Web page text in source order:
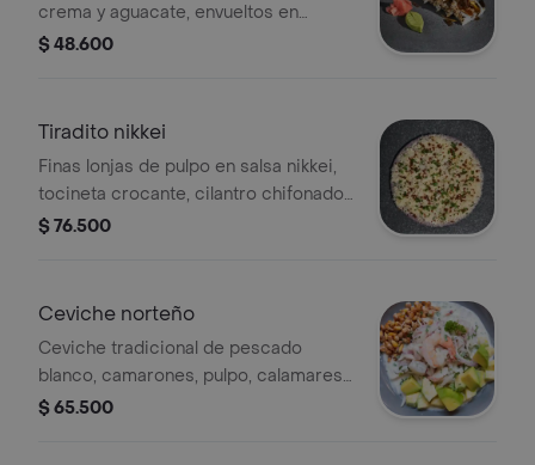
crema y aguacate, envueltos en
ajonjolí, bañados en salsa de anguila y
$ 48.600
Tiradito nikkei
Finas lonjas de pulpo en salsa nikkei,
tocineta crocante, cilantro chifonado
y parmesano.
$ 76.500
Ceviche norteño
Ceviche tradicional de pescado
blanco, camarones, pulpo, calamares
y langostino, marinados en leche de
$ 65.500